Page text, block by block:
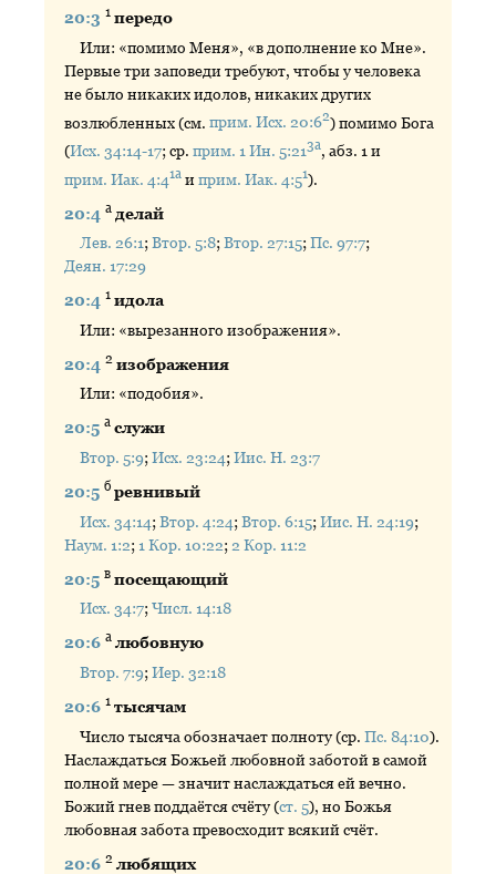
20:31 передо
Или: «помимо Меня», «в дополнение ко Мне».
Первые три заповеди требуют, чтобы у человека
не было никаких идолов, никаких других
возлюбленных (см.прим. Исх. 20:62) помимо Бога
(Исх. 34:14-17; ср.прим. 1 Ин. 5:213а, абз. 1 и
прим. Иак. 4:41а иприм. Иак. 4:51).
20:4а делай
Лев. 26:1;Втор. 5:8;Втор. 27:15;Пс. 97:7;
Деян. 17:29
20:41 идола
Или: «вырезанного изображения».
20:42 изображения
Или: «подобия».
20:5а служи
Втор. 5:9;Исх. 23:24;Иис. Н. 23:7
20:5б ревнивый
Исх. 34:14;Втор. 4:24;Втор. 6:15;Иис. Н. 24:19;
Наум. 1:2; 1 Кор. 10:22; 2 Кор. 11:2
20:5в посещающий
Исх. 34:7;Числ. 14:18
20:6а любовную
Втор. 7:9;Иер. 32:18
20:61 тысячам
Число тысяча обозначает полноту (ср.Пс. 84:10).
Наслаждаться Божьей любовной заботой в самой
полной мере — значит наслаждаться ей вечно.
Божий гнев поддаётся счёту (ст. 5), но Божья
любовная забота превосходит всякий счёт.
20:62 любящих